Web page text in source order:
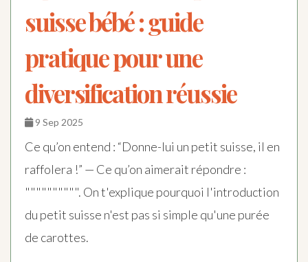
suisse bébé : guide
pratique pour une
diversification réussie
9 Sep 2025
Ce qu’on entend : “Donne-lui un petit suisse, il en
raffolera !” — Ce qu’on aimerait répondre :
"""""""""". On t'explique pourquoi l'introduction
du petit suisse n'est pas si simple qu'une purée
de carottes.